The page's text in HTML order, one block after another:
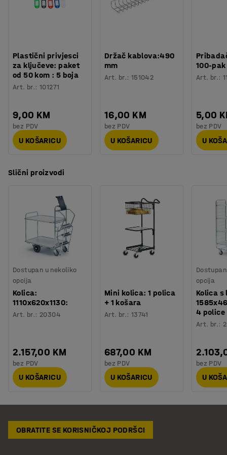
Broj polica
2
Vrsta kotača : Puna guma
Potreban broj osoba
Procjena vremena
Montaža: Dolazi nesastavljeno
Plastični privjesci
za ključeve: paket
od 50 kom : 5 boja
Art. br.:101271
9,00 KM
bez PDV
U KOŠARICU
Držač kablova:490
mm
Art. br.: 151042
16,00 KM
bez PDV
U KOŠARICU
100-pak
Art. br.:
5,00
bez PDV
U
Slični proizvodi
Dostupan u nekoliko
opcija
Kolica:
1110x620x1130:
Art. br.: 20304
2.157,00 KM
bez PDV
U KOŠARICU
Mini kolica: 1 polica
+ 1 košara
Art. br.: 13741
687,00 KM
bez PDV
U KOŠARICU
opcija
Kolica
4 police
Art. br.:
bez PDV
U
OBRATITE SE KORISNIČKOJ PODRŠCI